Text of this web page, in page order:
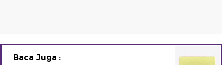
Baca Juga :